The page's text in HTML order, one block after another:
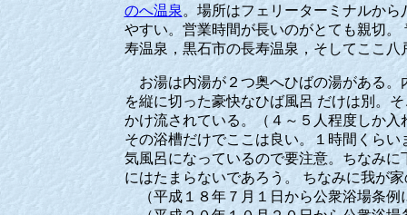
のへ温泉。場所はフェリーターミナルか
やすい。営業時間が長いのがとても親切
寿温泉，黒石市の長寿温泉，そしてここ八
お湯は内湯が２つ奥へひばの湯がある。
を縦に切った豪快なひば風呂 だけは別。
かけ流されている。（４～５人程度しか
その浴槽だけでここは良い。１時間くら
気風呂になっているので要注意。ちなみ
にはたまらないであろう。 ちなみに我が
（平成１８年７月１日から公衆浴場条例